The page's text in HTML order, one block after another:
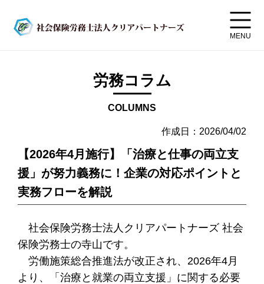
MENU
労務コラム
COLUMNS
作成日：2026/04/02
【2026年4月施行】「治療と仕事の両立支
援」が努力義務に！企業の対応ポイントと
実務フローを解説
社会保険労務士法人クリアパートナーズ 社会
保険労務士の寺山です。
労働施策総合推進法が改正され、2026年4月
より、「治療と就業の両立支援」に関する必要